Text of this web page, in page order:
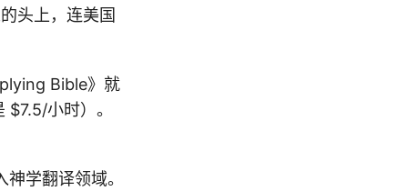
头上，连美国
Bible》就
小时）。
学翻译领域。